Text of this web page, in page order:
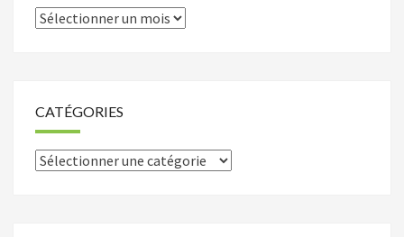
Archives
CATÉGORIES
Catégories